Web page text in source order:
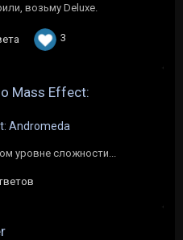
возьму Deluxe.
3
Mass Effect:
Andromeda
уровне сложности...